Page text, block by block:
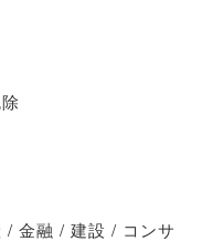
金融 / 建設 / コンサ